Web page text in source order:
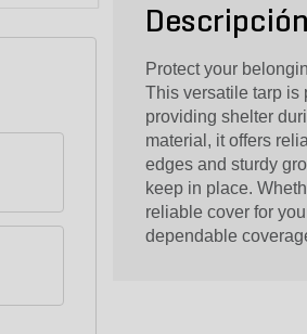
Descripción
Protect your
This versatile tarp is
providing shelter
material, it offers
edges and sturdy
keep in place.
reliable cover for
dependable